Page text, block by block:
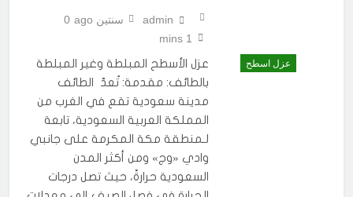
عزل اسطح
admin سنتين ago
0
1 mins
عزل الأسطح المبلطة وغير المبلطة
بالطائف: مقدمة: تُعدّ الطائف
مدينة سعودية تقع في الغرب من
المملكة العربية السعودية، تابعة
لـمنطقة مكة المكرمة على جانبي
وادي «وج» ومن أكثر المدن
السعودية حرارةً، حيث تصل درجات